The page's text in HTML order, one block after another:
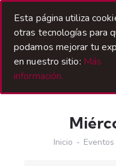
Inicio Eventos
Esta página utiliza
otras tecnologías para
podamos mejorar tu
en nuestro sitio: Más
información.